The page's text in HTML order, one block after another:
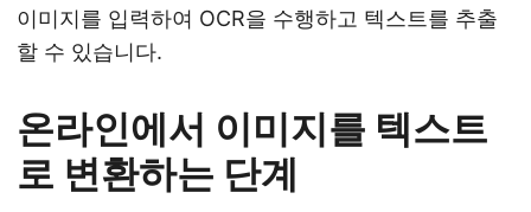
이미지를 입력하여 OCR을 수행하고 텍스트를 추출
할 수 있습니다.
온라인에서 이미지를 텍스트
로 변환하는 단계